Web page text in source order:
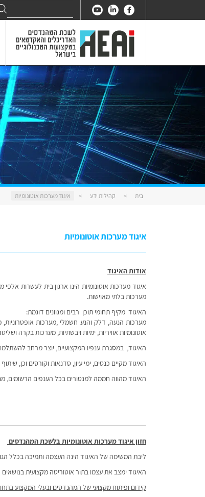
for:
בית > קהילות ידע > איגוד מערכות אוטונומיות
איגוד מערכות אוטונומיות
אודות האיגוד
איגוד מערכות אוטונומיות הינו ארגון בית לעשרות
מערכות בלתי מאוישות.
האיגוד מקיף תחומי תוכן רבים ומגוונים דוגמת:
מערכות הנעה, דלק והנע חשמלי ,מערכות אופטרוניות,
אוטונומיות אוויריות, ימיות ויבשתיות, מערכות בקרה
האיגוד, במסגרת ענפיו המקצועיים, יוצר מרחב
האיגוד מקיים כנסים, ימי עיון, סדנאות וקורסים וכן,
האיגוד מהווה חממה למנטורים בכל הענפים
חזון איגוד מערכות אוטונומיות בלשכת המהנדסים
ליבת המשימה של האיגוד הינה העצמה ותמיכה בכלל
האיגוד ימצב את עצמו בתור אוטוריטה מקצועית
קידום ופיתוח מקצועי של המהנדסים ובעלי המקצוע